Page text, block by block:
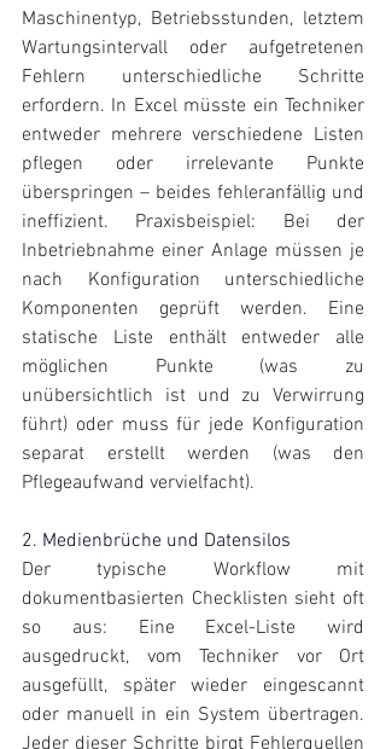
Maschinentyp, Betriebsstunden, letztem
Wartungsintervall oder aufgetretenen
Fehlern unterschiedliche Schritte
erfordern. In Excel müsste ein Techniker
entweder mehrere verschiedene Listen
pflegen oder irrelevante Punkte
überspringen – beides fehleranfällig und
ineffizient. Praxisbeispiel: Bei der
Inbetriebnahme einer Anlage müssen je
nach Konfiguration unterschiedliche
Komponenten geprüft werden. Eine
statische Liste enthält entweder alle
möglichen Punkte (was zu
unübersichtlich ist und zu Verwirrung
führt) oder muss für jede Konfiguration
separat erstellt werden (was den
Pflegeaufwand vervielfacht).
2. Medienbrüche und Datensilos
Der typische Workflow mit
dokumentbasierten Checklisten sieht oft
so aus: Eine Excel-Liste wird
ausgedruckt, vom Techniker vor Ort
ausgefüllt, später wieder eingescannt
oder manuell in ein System übertragen.
Jeder dieser Schritte birgt Fehlerquellen